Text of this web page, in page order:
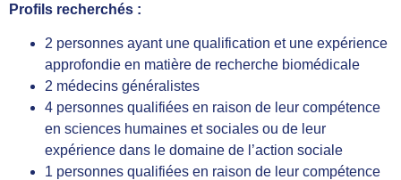
Profils recherchés :
2 personnes ayant une qualification et une expérience
approfondie en matière de recherche biomédicale
2 médecins généralistes
4 personnes qualifiées en raison de leur compétence
en sciences humaines et sociales ou de leur
expérience dans le domaine de l’action sociale
1 personnes qualifiées en raison de leur compétence